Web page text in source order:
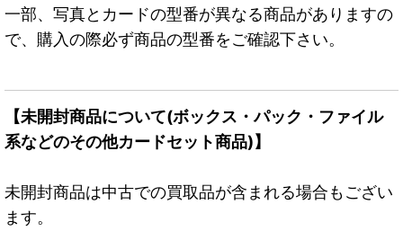
一部、写真とカードの型番が異なる商品がありますの
で、購入の際必ず商品の型番をご確認下さい。
【未開封商品について(ボックス・パック・ファイル
系などのその他カードセット商品)】
未開封商品は中古での買取品が含まれる場合もござい
ます。